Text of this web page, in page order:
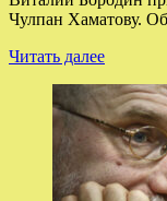
Чулпан Хаматову.
Читать далее
о
Бородин
Чулпан